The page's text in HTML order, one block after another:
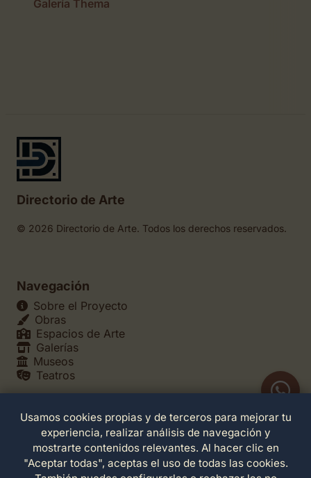
Galería Thema
Directorio de Arte
© 2026 Directorio de Arte. Todos los derechos reservados.
Navegación
Sobre el Proyecto
Obras
Espacios de Arte
Galerías
Museos
Teatros
Legales
Política de Privacidad
Política de Cookies
Configuración de Cookies
Usamos cookies propias y de terceros para mejorar tu
experiencia, realizar análisis de navegación y
mostrarte contenidos relevantes. Al hacer clic en
"Aceptar todas", aceptas el uso de todas las cookies.